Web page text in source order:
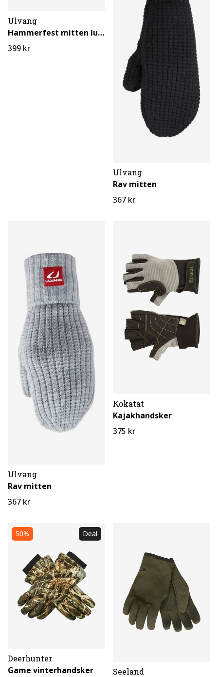
Ulvang
Hammerfest mitten luffer
399 kr
Ulvang
Rav mitten
367 kr
Ulvang
Rav mitten
367 kr
Kokatat
Kajakhandsker
375 kr
50% Deal
Deerhunter
Game vinterhandsker
Seeland